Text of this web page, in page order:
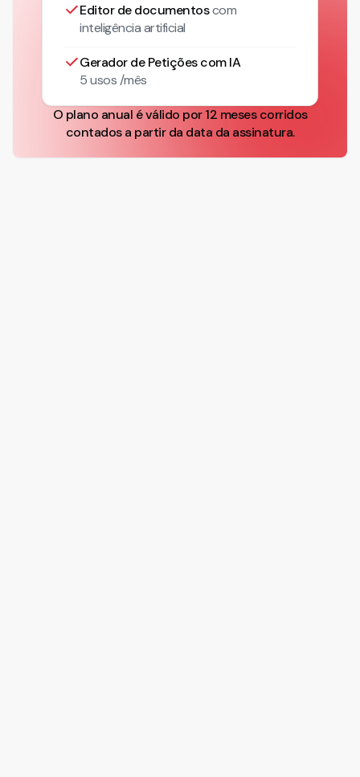
Editor de documentoscom
inteligência artificial
Gerador de Petições com IA
5 usos /mês
O plano anual é válido por 12 meses corridos
contados a partir da data da assinatura.